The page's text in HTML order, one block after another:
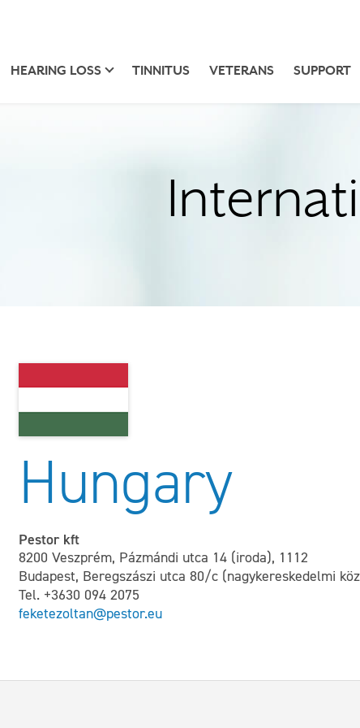
HEARING LOSS TINNITUS VETERANS SUPPORT
Hungary
Pestor kft
8200 Veszprém, Pázmándi utca 14 (iroda), 1112
Budapest, Beregszászi utca 80/c (nagykereskedelmi
Tel. +3630 094 2075
feketezoltan@pestor.eu